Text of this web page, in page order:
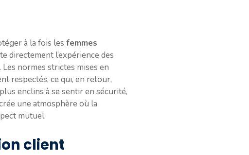
à la fois les femmes
directement l’expérience des
normes strictes mises en
respectés, ce qui, en retour,
enclins à se sentir en sécurité,
une atmosphère où la
mutuel.
client